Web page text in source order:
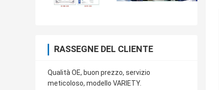
RASSEGNE DEL CLIENTE
Qualità OE, buon prezzo, servizio
meticoloso, modello VARIETY.